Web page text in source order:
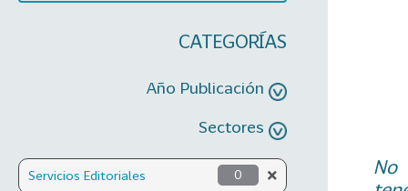
CATEGORÍAS
Año Publicación
Sectores
Servicios Editoriales 0
No